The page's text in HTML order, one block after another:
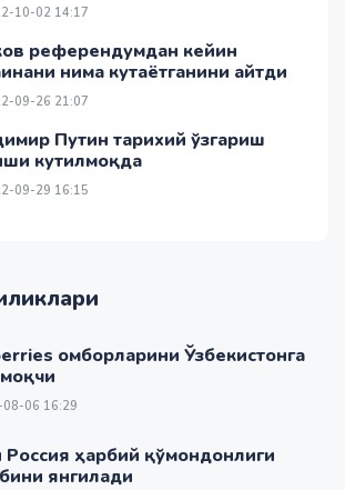
10-02 14:17
референдумдан кейин
нима кутаётганини айтди
09-26 21:07
Путин тарихий ўзгариш
кутилмоқда
09-29 16:15
омборларини Ўзбекистонга
06 16:29
Россия ҳарбий қўмондонлиги
янгилади